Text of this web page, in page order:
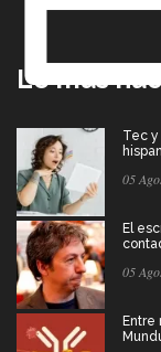
Lo más
Tec y
05
El
05
Entre